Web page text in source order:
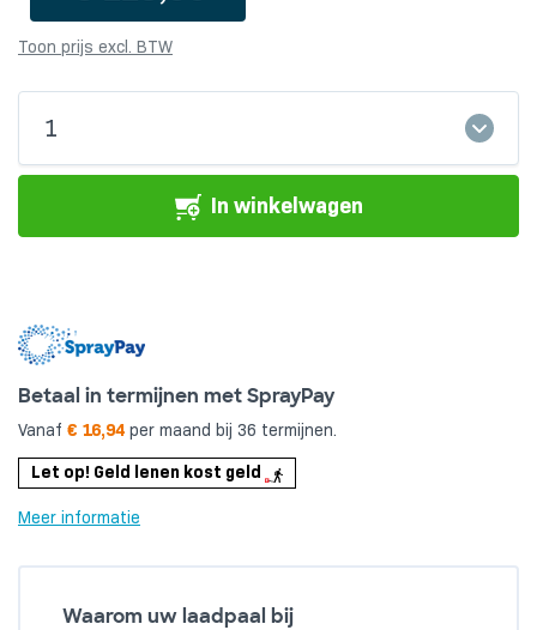
Toon prijs excl. BTW
kW
aantal
1
In winkelwagen
Betaal in termijnen met SprayPay
Vanaf € 16,94 per maand bij 36 termijnen.
Let op! Geld lenen kost geld
Meer informatie
Waarom uw laadpaal bij